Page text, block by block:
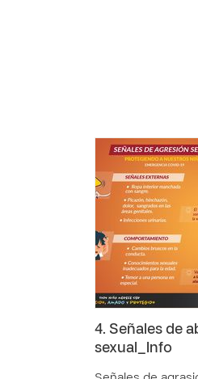
4. Señales de
sexual_Info